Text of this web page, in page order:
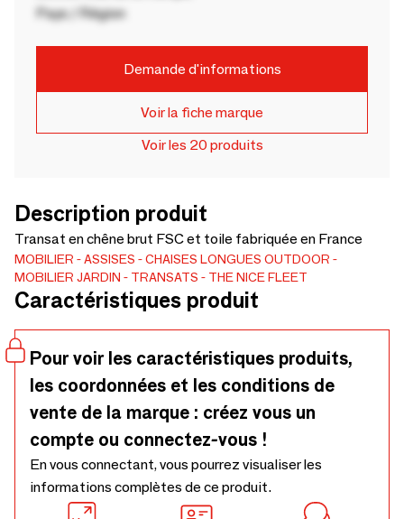
Pays / Région
Demande d'informations
Voir la fiche marque
Voir les 20 produits
Description produit
Transat en chêne brut FSC et toile fabriquée en France
MOBILIER ASSISES CHAISES LONGUES OUTDOOR
MOBILIER JARDIN
TRANSATS THE NICE FLEET
Caractéristiques produit
Pour voir les caractéristiques produits,
les coordonnées et les conditions de
vente de la marque : créez vous un
compte ou connectez-vous !
En vous connectant, vous pourrez visualiser les
informations complètes de ce produit.